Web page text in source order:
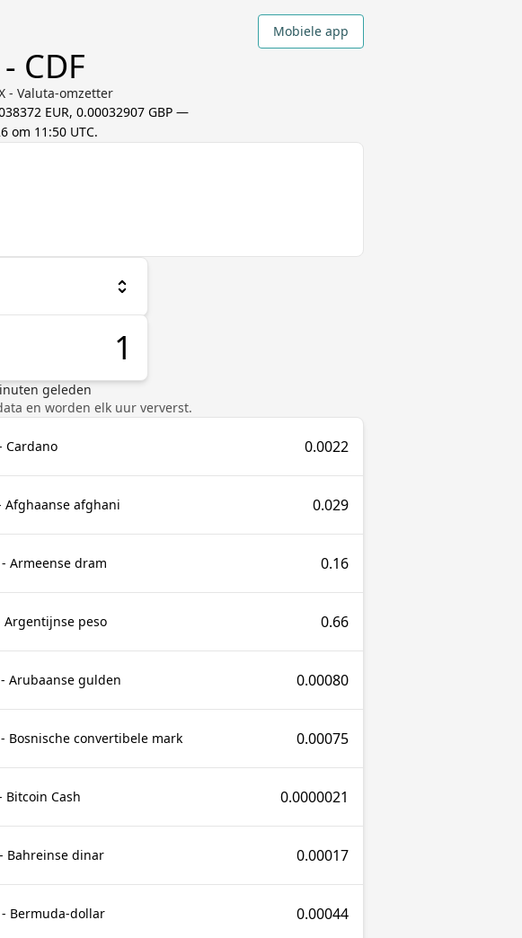
Mobiele app
CDF
- Valuta-omzetter
EUR, 0.00032907 GBP —
om 11:50 UTC.
geleden
en worden elk uur ververst.
Cardano 0.0022
Afghaanse afghani 0.029
Armeense dram 0.16
Argentijnse peso 0.66
- Arubaanse gulden 0.00080
Bosnische convertibele mark 0.00075
Bitcoin Cash 0.0000021
Bahreinse dinar 0.00017
- Bermuda-dollar 0.00044